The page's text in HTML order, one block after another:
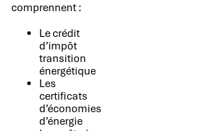
comprennent :
Le crédit
d’impôt
transition
énergétique
Les
certificats
d’économies
d’énergie